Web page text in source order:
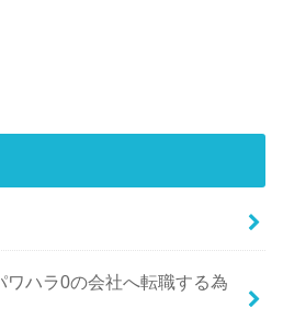
ハラ0の会社へ転職する為